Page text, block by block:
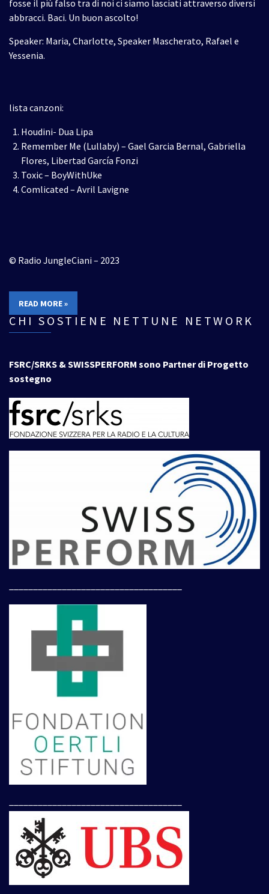
fosse il più falso tra di noi ci siamo lasciati attraverso diversi
abbracci. Baci. Un buon ascolto!
Speaker: Maria, Charlotte, Speaker Mascherato, Rafael e
Yessenia.
lista canzoni:
Houdini- Dua Lipa
Remember Me (Lullaby) – Gael Garcia Bernal, Gabriella
Flores, Libertad García Fonzi
Toxic – BoyWithUke
Comlicated – Avril Lavigne
© Radio JungleCiani – 2023
READ MORE »
CHI SOSTIENE NETTUNE NETWORK
FSRC/SRKS & SWISSPERFORM sono Partner di Progetto
sostegno